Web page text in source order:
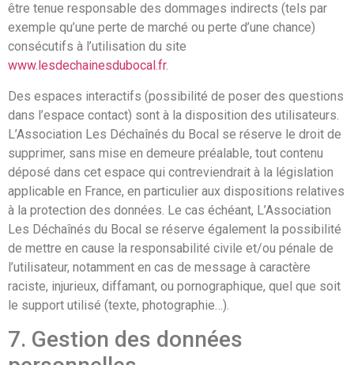
être tenue responsable des dommages indirects (tels par
exemple qu’une perte de marché ou perte d’une chance)
consécutifs à l’utilisation du site
www.lesdechainesdubocal.fr.
Des espaces interactifs (possibilité de poser des questions
dans l’espace contact) sont à la disposition des utilisateurs.
L’Association Les Déchaînés du Bocal se réserve le droit de
supprimer, sans mise en demeure préalable, tout contenu
déposé dans cet espace qui contreviendrait à la législation
applicable en France, en particulier aux dispositions relatives
à la protection des données. Le cas échéant, L’Association
Les Déchaînés du Bocal se réserve également la possibilité
de mettre en cause la responsabilité civile et/ou pénale de
l’utilisateur, notamment en cas de message à caractère
raciste, injurieux, diffamant, ou pornographique, quel que soit
le support utilisé (texte, photographie…).
7. Gestion des données